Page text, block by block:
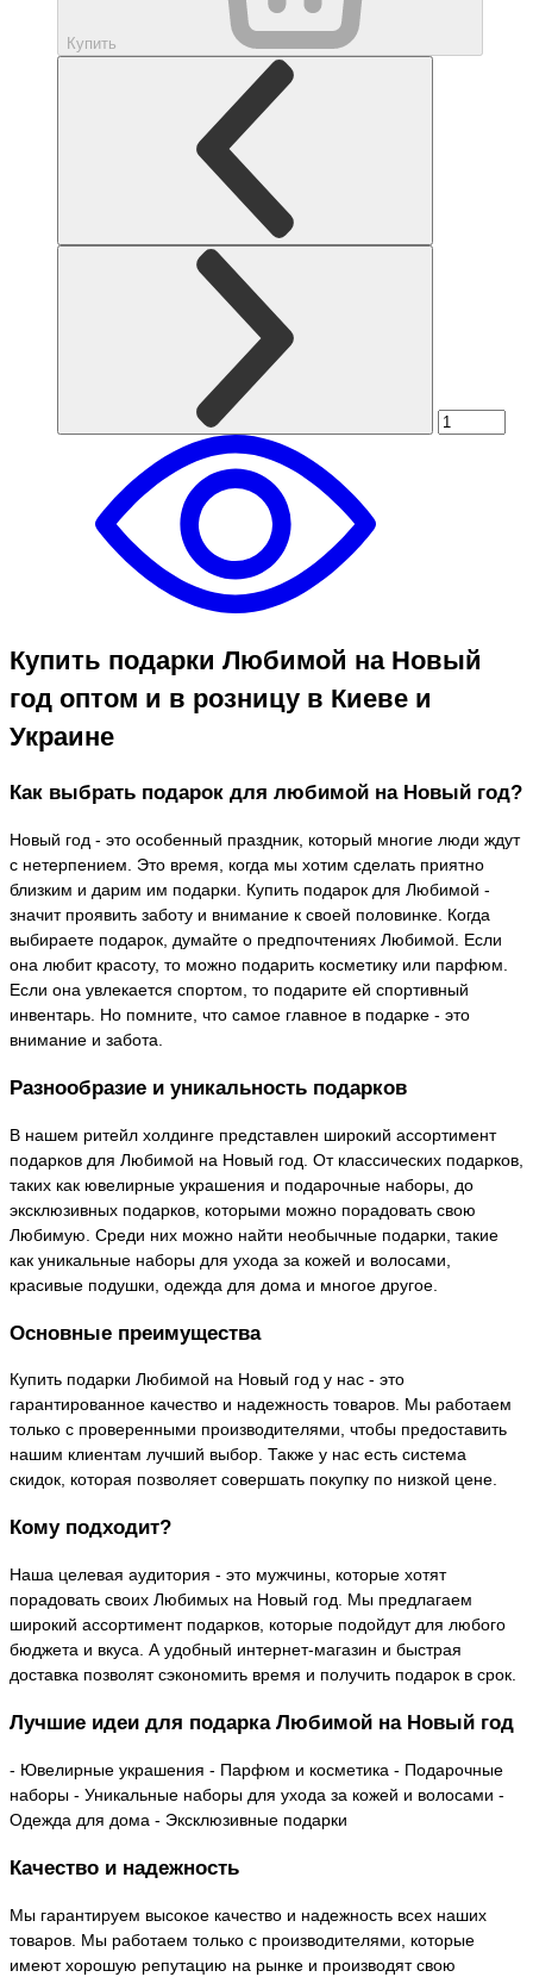
Купить
Купить подарки Любимой на Новый
год оптом и в розницу в Киеве и
Украине
Как выбрать подарок для любимой на Новый год?
Новый год - это особенный праздник, который многие люди ждут
с нетерпением. Это время, когда мы хотим сделать приятно
близким и дарим им подарки. Купить подарок для Любимой -
значит проявить заботу и внимание к своей половинке. Когда
выбираете подарок, думайте о предпочтениях Любимой. Если
она любит красоту, то можно подарить косметику или парфюм.
Если она увлекается спортом, то подарите ей спортивный
инвентарь. Но помните, что самое главное в подарке - это
внимание и забота.
Разнообразие и уникальность подарков
В нашем ритейл холдинге представлен широкий ассортимент
подарков для Любимой на Новый год. От классических подарков,
таких как ювелирные украшения и подарочные наборы, до
эксклюзивных подарков, которыми можно порадовать свою
Любимую. Среди них можно найти необычные подарки, такие
как уникальные наборы для ухода за кожей и волосами,
красивые подушки, одежда для дома и многое другое.
Основные преимущества
Купить подарки Любимой на Новый год у нас - это
гарантированное качество и надежность товаров. Мы работаем
только с проверенными производителями, чтобы предоставить
нашим клиентам лучший выбор. Также у нас есть система
скидок, которая позволяет совершать покупку по низкой цене.
Кому подходит?
Наша целевая аудитория - это мужчины, которые хотят
порадовать своих Любимых на Новый год. Мы предлагаем
широкий ассортимент подарков, которые подойдут для любого
бюджета и вкуса. А удобный интернет-магазин и быстрая
доставка позволят сэкономить время и получить подарок в срок.
Лучшие идеи для подарка Любимой на Новый год
- Ювелирные украшения - Парфюм и косметика - Подарочные
наборы - Уникальные наборы для ухода за кожей и волосами -
Одежда для дома - Эксклюзивные подарки
Качество и надежность
Мы гарантируем высокое качество и надежность всех наших
товаров. Мы работаем только с производителями, которые
имеют хорошую репутацию на рынке и производят свою